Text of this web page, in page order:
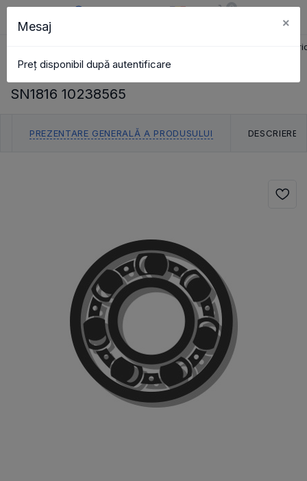
0
carcasă crapodină
SN1816 10238565
PREZENTARE GENERALĂ A PRODUSULUI DESCRIERE
Mesaj ×
Preț disponibil după autentificare